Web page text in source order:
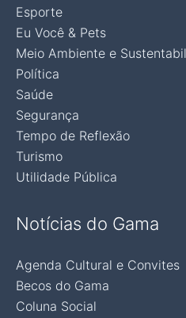
Esporte
Eu Você & Pets
Meio Ambiente e
Política
Saúde
Segurança
Tempo de Reflexão
Turismo
Utilidade Pública
Notícias do Gama
Agenda Cultural e Convites
Becos do Gama
Coluna Social